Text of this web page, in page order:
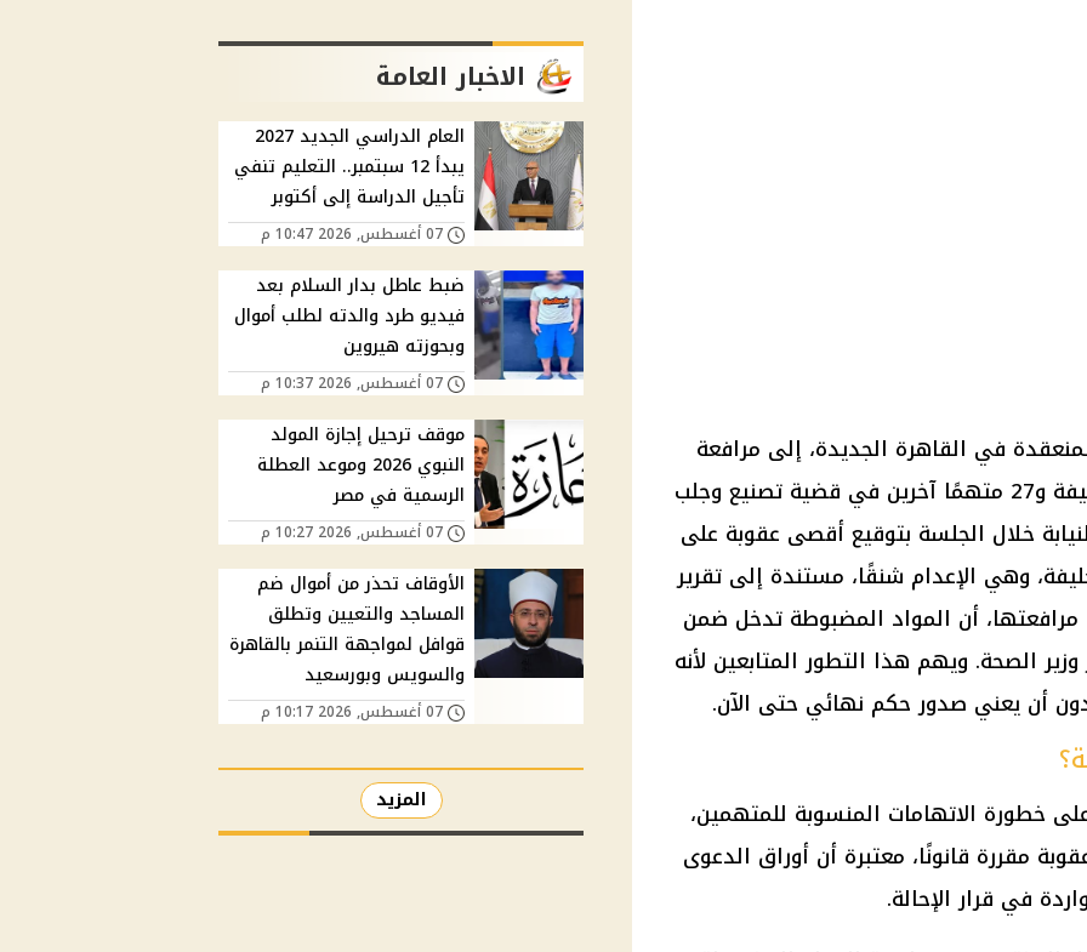
في القاهرة الجديدة، إلى مرافعة
و27 متهمًا آخرين في قضية تصنيع وجلب
خلال الجلسة بتوقيع أقصى عقوبة على
، وهي الإعدام شنقًا، مستندة إلى تقرير
أن المواد المضبوطة تدخل ضمن
وزير الصحة. ويهم هذا التطور المتابعين لأنه
أن يعني صدور حكم نهائي حتى الآن.
خطورة الاتهامات المنسوبة للمتهمين،
مقررة قانونًا، معتبرة أن أوراق الدعوى
في قرار الإحالة.
الاخبار العامة
العام الدراسي الجديد 2027
يبدأ 12 سبتمبر.. التعليم تنفي
تأجيل الدراسة إلى أكتوبر
07 أغسطس, 2026 10:47 م
ضبط عاطل بدار السلام بعد
فيديو طرد والدته لطلب أموال
وبحوزته هيروين
07 أغسطس, 2026 10:37 م
موقف ترحيل إجازة المولد
النبوي 2026 وموعد العطلة
الرسمية في مصر
07 أغسطس, 2026 10:27 م
الأوقاف تحذر من أموال ضم
المساجد والتعيين وتطلق
قوافل لمواجهة التنمر بالقاهرة
والسويس وبورسعيد
07 أغسطس, 2026 10:17 م
المزيد